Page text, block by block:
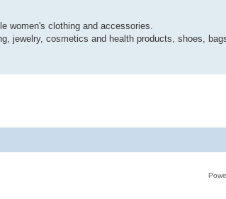
women's clothing and accessories.
jewelry, cosmetics and health products, shoes,